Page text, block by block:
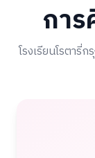
กา
โรงเรียนโรตารี่